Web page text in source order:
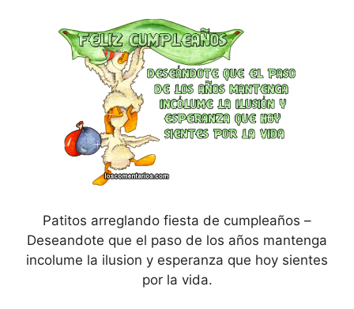
Patitos arreglando fiesta de cumpleaños –
Deseandote que el paso de los años mantenga
incolume la ilusion y esperanza que hoy sientes
por la vida.